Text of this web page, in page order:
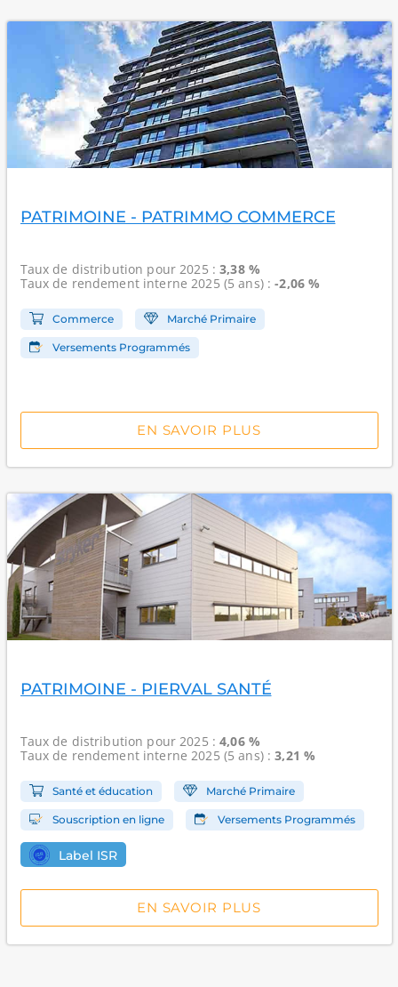
PATRIMOINE - PATRIMMO COMMERCE
Taux de distribution pour 2025 :3,38 %
Taux de rendement interne2025 (5 ans) :-2,06 %
Commerce Marché Primaire
Versements Programmés
EN SAVOIR PLUS
PATRIMOINE - PIERVAL SANTÉ
Taux de distribution pour 2025 :4,06 %
Taux de rendement interne2025 (5 ans) :3,21 %
Santé et éducation Marché Primaire
Souscription en ligne Versements Programmés
Label ISR
EN SAVOIR PLUS